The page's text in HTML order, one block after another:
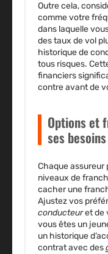
Outre cela,
comme votre
dans laquelle
des taux de vol
historique de
tous risques.
financiers
contre avant de
Options et
ses besoins
Chaqueassureur
niveaux de
cacher une
Ajustez vos
conducteuret de
vous êtes un
un historique
contrat avec des